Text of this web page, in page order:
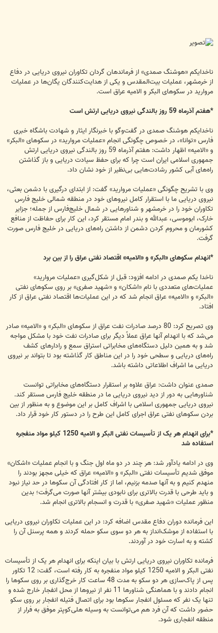
ناخدایکم «هوشنگ صمدی» از فرماندهان گردان تکاوران نیروی دریایی در دفاع
از خرمشهر، عملیات بیت‌المقدس و یکی از هدایت‌کنندگان یگان‌ها در عملیات
مروارید در سکوهای البکر و الامیه عراق است.
*هفتم آذرماه 59 روز بالندگی نیروی دریایی ارتش است
ناخدایکم هوشنگ صمدی در گفت‌وگو با خبرنگار ایثار و شهادت باشگاه خبری
فارس «توانا»، در خصوص چگونگی انجام «عملیات مروارید» در سکوهای «البکر»
و «الامیه» اظهار داشت: هفتم آذرماه 59 روز بالندگی نیروی دریایی ارتش
جمهوری اسلامی ایران است چرا که برای حفظ سیادت دریایی و باز گذاشتن
راه‌های آبی کشور رشادت‌هایی بی‌نظیر از خود نشان داد.
وی با تشریح چگونگی «عملیات مروارید» گفت: از ابتدای درگیری با دشمن بعثی،
نیروی دریایی ما با استقرار کامل نیروهای خود در منطقه شمالی خلیج فارس
تکاوران خود را در خرمشهر و شناورهایی در شمال خلیج‌فارس از جمله؛ جزایر
خارک، ابوموسی، عبدالله و بندر امام مستقر کرد، این کار برای حفاظت از منافع
کشورمان و محروم کردن دشمن از داشتن راه‌های دریایی در خلیج فارس صورت
گرفت.
*انهدام سکوهای «البکر» و «الامیه» اقتصاد نفتی عراق را از بین برد
ناخدا یکم صمدی در ادامه افزود: قبل از شکل‌گیری «عملیات مروارید»
عملیات‌های متعددی با نام «اشکان» و «شهید صفری» بر روی سکوهای نفتی
«البکر» و «الامیه» عراق انجام شد که در این عملیات‌ها اقتصاد نفتی عراق از کار
افتاد.
وی تصریح کرد: 80 درصد صادرات نفت عراق از سکوهای «البکر» و «الامیه» صادر
می‌شد که با انهدام آنها عراق عملاً دیگر برای صادرات نفت خود با مشکل مواجه
شد و به همین دلیل دستگاه‌‌های مخابراتی استراق سمع و رادارهای کشف
راه‌های دریایی و سطحی خود را در این مناطق کار گذاشته بود تا بتواند بر نیروی
دریایی ما اشراف اطلاعاتی داشته باشد.
صمدی عنوان داشت: عراق علاوه بر استقرار دستگاه‌های مخابراتی توانست
شناورهایی به دور از دید نیروی دریایی ما در منطقه خلیج فارس مستقر کند.
نیروی دریایی جمهوری اسلامی با اشراف کامل بر این موضوع و به منظور از بین‌
بردن سکوهای نفتی عراق اجرای کامل این طرح را در دستور کار خود قرار داد.
*برای انهدام هر یک از تأسیسات نفتی البکر و الامیه 1250 کیلو مواد منفجره
استفاده شد
وی در ادامه یادآور شد: هر چند در دو ماه اول جنگ و با انجام عملیات «اشکان»
موفق شدیم تأسیسات نفتی «البکر» و «الامیه» عراق که خیلی مجهز بودند را
منهدم کنیم و به آنها صدمه بزنیم، اما از کار افتادگی آن سکوها در حد نیاز نبود
و باید طرحی با قدرت بالاتری برای نابودی بیشتر آنها صورت می‌گرفت؛ بدین
منظور عملیات «شهید صفری» با قدرت و انسجام بالاتری انجام شد.
این فرمانده دوران دفاع مقدس اضافه کرد: در این عملیات تکاوران نیروی دریایی
با استفاده از موشک‌انداز به هر دو سوی سکو حمله کردند و همه پرسنل آن را
کشته و به اسارت خود در آوردند.
فرمانده تکاوران نیروی دریایی ارتش با بیان اینکه برای انهدام هر یک از تأسیسات
نفتی البکر و الامیه 1250 کیلو مواد منفجره به کار رفته است، گفت: 12 تکاور
پس از پاک‌سازی هر دو سکو به مدت 48 ساعت کار خرج‌گذاری بر روی سکوها را
انجام دادند و با هماهنگی شناورها 11 نفر از نیروها از محل انفجار خارج شده و
تنها یک نفر که مسئول انفجار سکوها بود برای اتصال فتیله انفجار بر روی سکو
حضور داشت که آن فرد هم می‌توانست به وسیله هلی‌کوپتر موفق به فرار از
منطقه انفجاری شود.